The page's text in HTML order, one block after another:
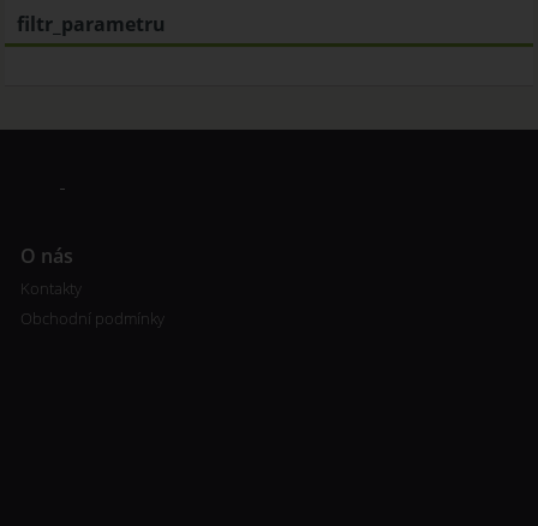
filtr_parametru
O nás
Kontakty
Obchodní podmínky